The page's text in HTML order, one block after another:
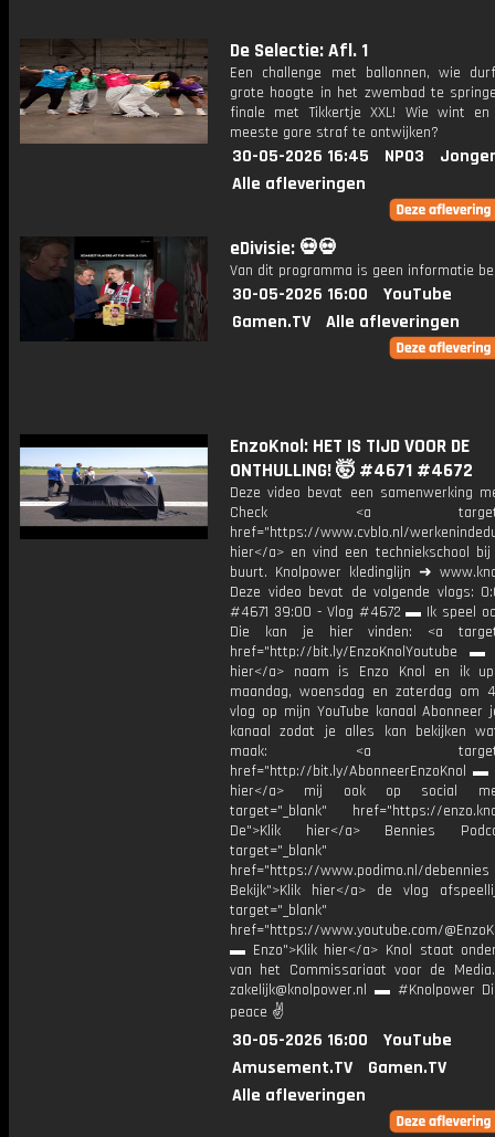
De Selectie: Afl. 1
Een challenge met ballonnen, wie
grote hoogte in het zwembad te
finale met Tikkertje XXL! Wie wint
meeste gore straf te ontwijken?
30-05-2026 16:45 NPO3
Alle afleveringen
eDivisie: 💀💀
Van dit programma is geen informatie
30-05-2026 16:00
YouTube
Gamen.TV
Alle afleveringen
EnzoKnol: HET IS TIJD VOOR DE
ONTHULLING! 🤯 #4671 #4672
Deze video bevat een samenwerking
Check <a
href="https://www.cvblo.nl/
hier</a> en vind een techniekschool
buurt. Knolpower kledinglijn ➜
Deze video bevat de volgende vlogs:
#4671 39:00 - Vlog #4672 ▬ Ik speel
Die kan je hier vinden: <a
href="http://bit.ly/EnzoKnolYoutube ▬
hier</a> naam is Enzo Knol en ik
maandag, woensdag en zaterdag om
vlog op mijn YouTube kanaal Abonneer
kanaal zodat je alles kan bekijken
maak: <a
href="http://bit.ly/AbonneerEnzoKnol ▬
hier</a> mij ook op social
target="_blank" href="https://
De">Klik hier</a> Bennies
target="_blank"
href="https://www.podimo.nl/debennies
Bekijk">Klik hier</a> de vlog
target="_blank"
href="https://www.youtube.com/
▬ Enzo">Klik hier</a> Knol staat
van het Commissariaat voor de
zakelijk@knolpower.nl ▬ #Knolpower
peace ✌
30-05-2026 16:00
YouTube
Amusement.TV
Gamen.TV
Alle afleveringen